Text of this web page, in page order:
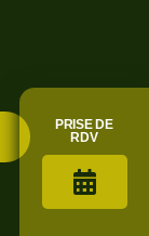
PRISE DE
RDV